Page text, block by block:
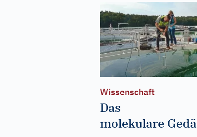
Wissenschaft
Das
molekulare